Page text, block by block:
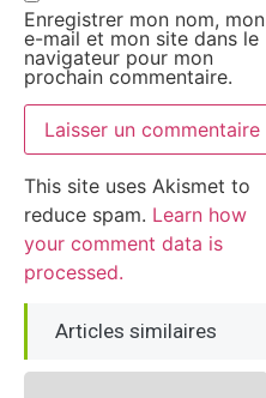
Enregistrer mon nom, mon
e-mail et mon site dans le
navigateur pour mon
prochain commentaire.
This site uses Akismet to
reduce spam. Learn how
your comment data is
processed.
Articles similaires